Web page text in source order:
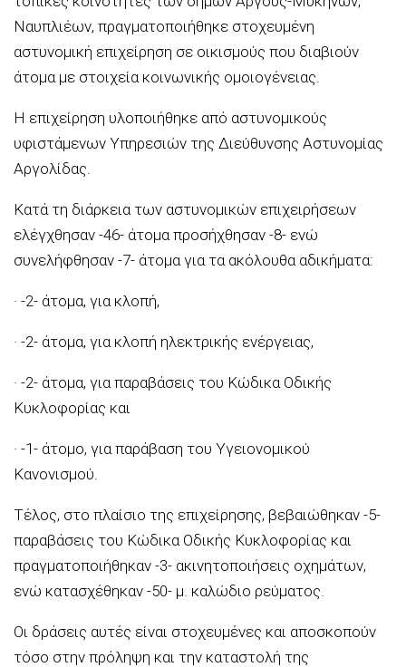
Ναυπλιέων, πραγματοποιήθηκε στοχευμένη
αστυνομική επιχείρηση σε οικισμούς που διαβιούν
άτομα με στοιχεία κοινωνικής ομοιογένειας.
Η επιχείρηση υλοποιήθηκε από αστυνομικούς
υφιστάμενων Υπηρεσιών της Διεύθυνσης Αστυνομίας
Αργολίδας.
Κατά τη διάρκεια των αστυνομικών επιχειρήσεων
ελέγχθησαν -46- άτομα προσήχθησαν -8- ενώ
συνελήφθησαν -7- άτομα για τα ακόλουθα αδικήματα:
· -2- άτομα, για κλοπή,
· -2- άτομα, για κλοπή ηλεκτρικής ενέργειας,
· -2- άτομα, για παραβάσεις του Κώδικα Οδικής
Κυκλοφορίας και
· -1- άτομο, για παράβαση του Υγειονομικού
Κανονισμού.
Τέλος, στο πλαίσιο της επιχείρησης, βεβαιώθηκαν -5-
παραβάσεις του Κώδικα Οδικής Κυκλοφορίας και
πραγματοποιήθηκαν -3- ακινητοποιήσεις οχημάτων,
ενώ κατασχέθηκαν -50- μ. καλώδιο ρεύματος.
Οι δράσεις αυτές είναι στοχευμένες και αποσκοπούν
τόσο στην πρόληψη και την καταστολή της